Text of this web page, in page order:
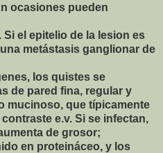
ocasiones pueden
el epitelio de la lesion es
metástasis ganglionar de
los quistes se
de pared fina, regular y
mucinoso, que típicamente
e.v. Si se infectan,
de grosor;
en proteináceo, y los